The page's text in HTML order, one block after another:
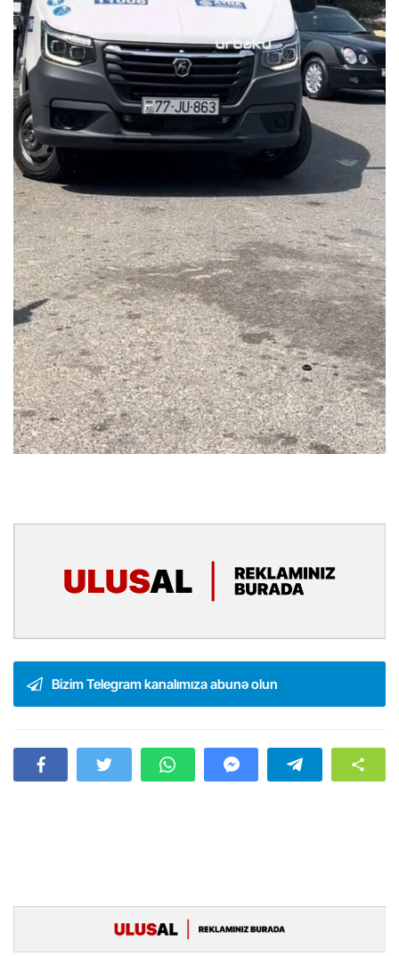
Bizim Telegram kanalımıza abunə olun